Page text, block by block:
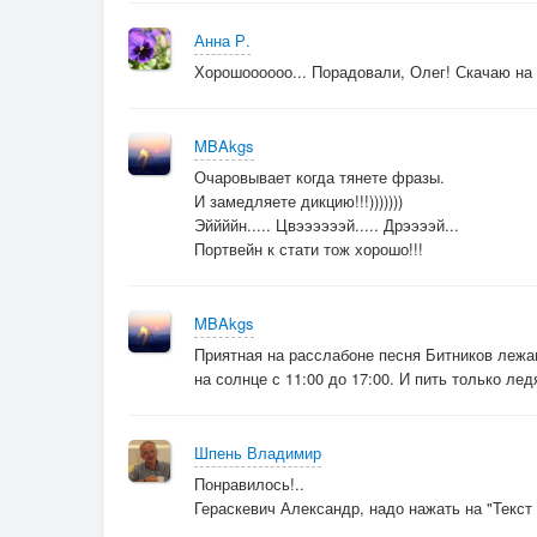
Анна Р.
Хорошоооооо... Порадовали, Олег! Скачаю на
MBAkgs
Очаровывает когда тянете фразы.
И замедляете дикцию!!!)))))))
Эййййн..... Цвээээээй..... Дрээээй...
Портвейн к стати тож хорошо!!!
MBAkgs
Приятная на расслабоне песня Битников
на солнце с 11:00 до 17:00. И пить только
Шпень Владимир
Понравилось!..
Гераскевич Александр, надо нажать на